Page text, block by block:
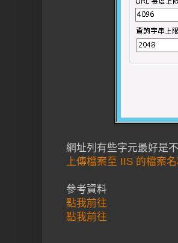
網址列有些字元最好是
上傳檔案至 IIS 的檔案
參考資料
點我前往
點我前往